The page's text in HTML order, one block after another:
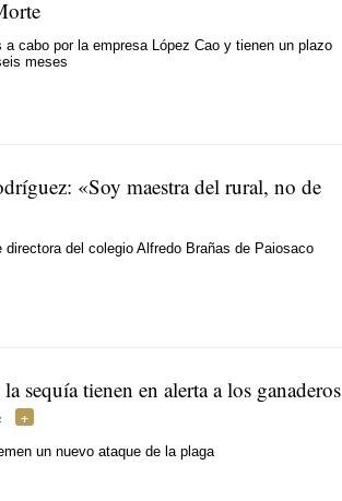
a cabo por la empresa López Cao y tienen un plazo
meses
«Soy maestra del rural, no de
directora del colegio Alfredo Brañas de Paiosaco
sequía tienen en alerta a los ganaderos
un nuevo ataque de la plaga